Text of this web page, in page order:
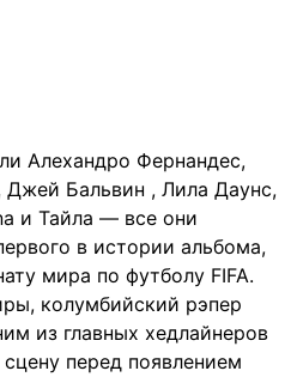
Алехандро Фернандес,
Бальвин , Лила Даунс,
и Тайла — все они
в истории альбома,
мира по футболу FIFA.
колумбийский рэпер
из главных хедлайнеров
перед появлением